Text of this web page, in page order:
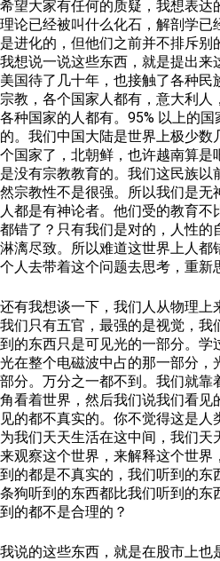
希望大家有任何的质疑，我想表达
理论已经被叫什么化石，解剖学已
是进化的，但他们之前并不排斥别
我想说一说这些东西，就是提出来
美国待了几十年，也接触了各种民
宗教，各个国家人都有，意大利人
各种国家的人都有。95% 以上的
的。我们中国大陆是世界上极少数
个国家了，北朝鲜，也许越南算是
是没有宗教教育的。我们这民族以
然宗教性不是很强。所以我们是无
人都是有神论者。他们受的教育不
都错了？只有我们是对的，人性的
淋漓尽致。所以难道这世界上人都
个人去带着这个问题去思考，重新
还有我想谈一下，我们人从物理上
我们只有五官，最强的是视觉，我
到的东西只是可见光的一部分。学
光在整个电磁波中占的那一部分，
部分。万分之一都不到。我们就靠
角看着世界，然后我们说我们看见
见的都不真实的。你不觉得这是人
为我们天天生活在这中间，我们天
来观察这个世界，来解释这个世界
到的都是不真实的，我们听到的东
条狗听到的东西都比我们听到的东
到的都不是合理的？
我说的这些东西，就是在股市上也